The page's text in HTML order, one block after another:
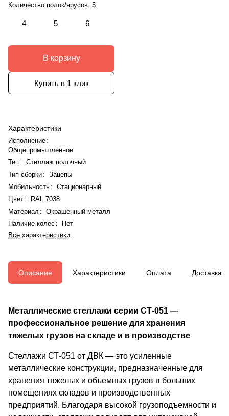
Количество полок/ярусов: 5
4 5 6
В корзину
Купить в 1 клик
Характеристики
Исполнение :
Общепромышленное
Тип : Стеллаж полочный
Тип сборки: Зацепы
Мобильность : Стационарный
Цвет :
RAL 7038
Материал : Окрашенный металл
Наличие колес :
Нет
Все характеристики
Описание Характеристики Оплата Доставка
Металлические стеллажи серии СТ-051 —
профессиональное решение для хранения
тяжелых грузов на складе и в производстве
Стеллажи СТ-051 от ДВК — это усиленные
металлические конструкции, предназначенные для
хранения тяжелых и объемных грузов в больших
помещениях складов и производственных
предприятий. Благодаря высокой грузоподъемности и